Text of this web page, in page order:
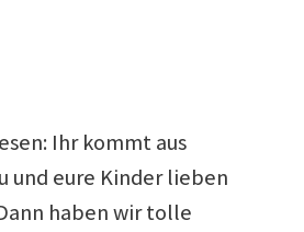
Ihr kommt aus
und eure Kinder lieben
haben wir tolle